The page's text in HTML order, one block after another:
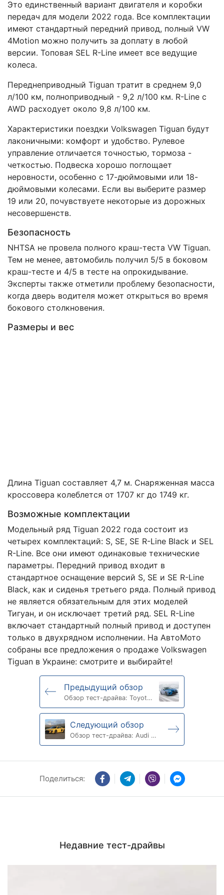
Это единственный вариант двигателя и коробки
передач для модели 2022 года. Все комплектации
имеют стандартный передний привод, полный VW
4Motion можно получить за доплату в любой
версии. Топовая SEL R-Line имеет все ведущие
колеса.
Переднеприводный Tiguan тратит в среднем 9,0
л/100 км, полноприводный - 9,2 л/100 км. R-Line с
AWD расходует около 9,8 л/100 км.
Характеристики поездки Volkswagen Tiguan будут
лаконичными: комфорт и удобство. Рулевое
управление отличается точностью, тормоза -
четкостью. Подвеска хорошо поглощает
неровности, особенно с 17-дюймовыми или 18-
дюймовыми колесами. Если вы выберите размер
19 или 20, почувствуете некоторые из дорожных
несовершенств.
Безопасность
NHTSA не провела полного краш-теста VW Tiguan.
Тем не менее, автомобиль получил 5/5 в боковом
краш-тесте и 4/5 в тесте на опрокидывание.
Эксперты также отметили проблему безопасности,
когда дверь водителя может открыться во время
бокового столкновения.
Размеры и вес
Длина Tiguan составляет 4,7 м. Снаряженная масса
кроссовера колеблется от 1707 кг до 1749 кг.
Возможные комплектации
Модельный ряд Tiguan 2022 года состоит из
четырех комплектаций: S, SE, SE R-Line Black и SEL
R-Line. Все они имеют одинаковые технические
параметры. Передний привод входит в
стандартное оснащение версий S, SE и SE R-Line
Black, как и сиденья третьего ряда. Полный привод
не является обязательным для этих моделей
Тигуан, и он исключает третий ряд. SEL R-Line
включает стандартный полный привод и доступен
только в двухрядном исполнении. На АвтоМото
собраны все предложения о продаже Volkswagen
Tiguan в Украине: смотрите и выбирайте!
Предыдущий обзор
Обзор тест-драйва: Toyota
Camry 2022
Следующий обзор
Обзор тест-драйва: Audi R8
2022
Поделиться:
Недавние тест-драйвы